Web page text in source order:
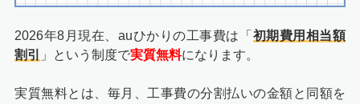
2026年8月現在、auひかりの工事費は「 初期費用相当額
割引
」という制度で実質無料になります。
実質無料とは、毎月、工事費の分割払いの金額と同額を